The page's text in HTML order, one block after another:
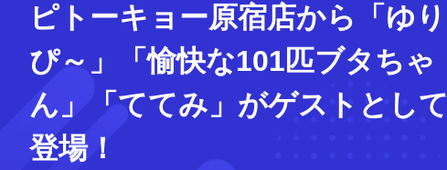
ピトーキョー原宿店から「ゆり
ぴ～」「愉快な101匹ブタちゃ
ん」「ててみ」がゲストとして
登場！